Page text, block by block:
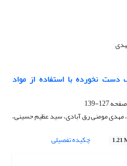
نخورده با استفاده از مواد
127-139
مومنی رق آبادی، سید عظیم حسینی،
1.21 چکیده تفصیلی